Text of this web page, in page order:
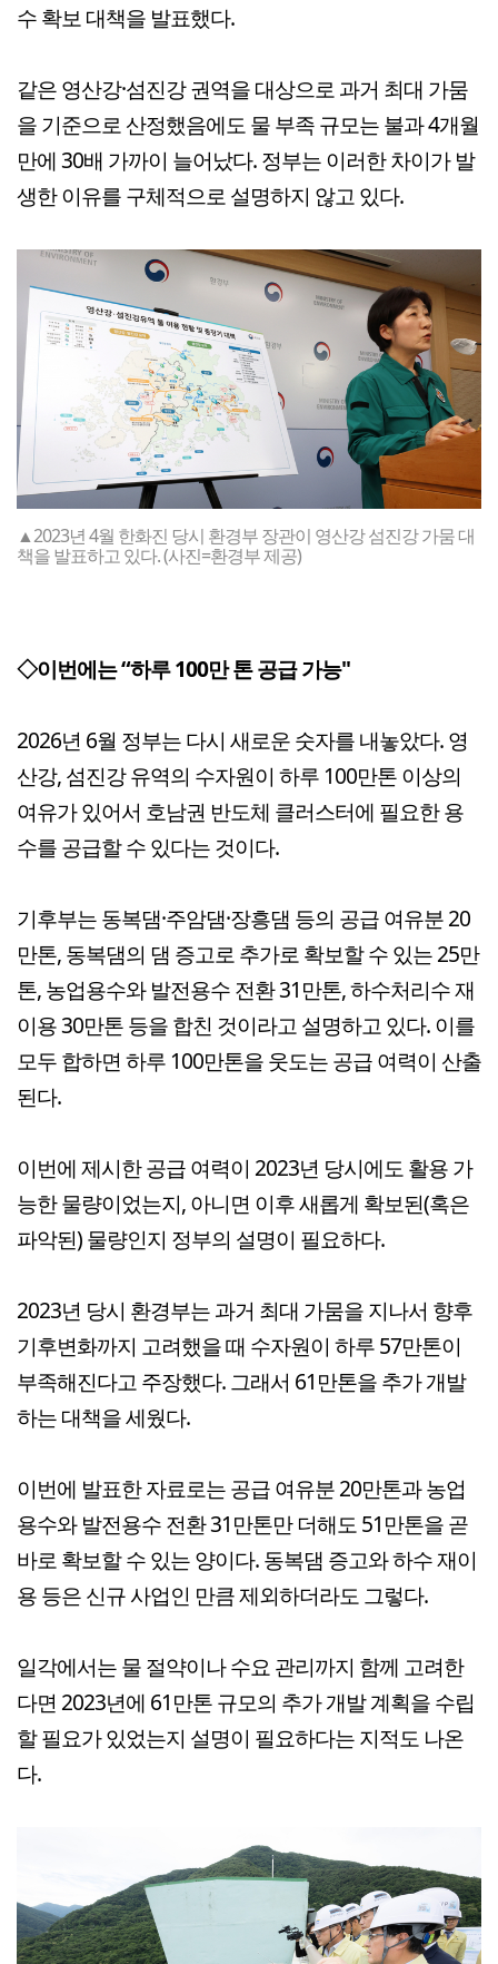
수 확보 대책을 발표했다.
같은 영산강·섬진강 권역을 대상으로 과거 최대 가뭄
을 기준으로 산정했음에도 물 부족 규모는 불과 4개월
만에 30배 가까이 늘어났다. 정부는 이러한 차이가 발
생한 이유를 구체적으로 설명하지 않고 있다.
▲2023년 4월 한화진 당시 환경부 장관이 영산강 섬진강 가뭄 대
책을 발표하고 있다. (사진=환경부 제공)
◇이번에는 “하루 100만 톤 공급 가능"
2026년 6월 정부는 다시 새로운 숫자를 내놓았다. 영
산강, 섬진강 유역의 수자원이 하루 100만톤 이상의
여유가 있어서 호남권 반도체 클러스터에 필요한 용
수를 공급할 수 있다는 것이다.
기후부는 동복댐·주암댐·장흥댐 등의 공급 여유분 20
만톤, 동복댐의 댐 증고로 추가로 확보할 수 있는 25만
톤, 농업용수와 발전용수 전환 31만톤, 하수처리수 재
이용 30만톤 등을 합친 것이라고 설명하고 있다. 이를
모두 합하면 하루 100만톤을 웃도는 공급 여력이 산출
된다.
이번에 제시한 공급 여력이 2023년 당시에도 활용 가
능한 물량이었는지, 아니면 이후 새롭게 확보된(혹은
파악된) 물량인지 정부의 설명이 필요하다.
2023년 당시 환경부는 과거 최대 가뭄을 지나서 향후
기후변화까지 고려했을 때 수자원이 하루 57만톤이
부족해진다고 주장했다. 그래서 61만톤을 추가 개발
하는 대책을 세웠다.
이번에 발표한 자료로는공급 여유분 20만톤과 농업
용수와 발전용수 전환 31만톤만 더해도 51만톤을 곧
바로 확보할 수 있는 양이다.동복댐 증고와 하수 재이
용 등은 신규 사업인 만큼 제외하더라도 그렇다.
일각에서는 물 절약이나 수요 관리까지 함께 고려한
다면 2023년에 61만톤 규모의 추가 개발 계획을 수립
할 필요가 있었는지 설명이 필요하다는 지적도 나온
다.